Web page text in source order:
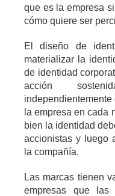
que es la empresa
cómo quiere ser
El diseño de
materializar la
de identidad
acción
la empresa en cada
bien la identidad
accionistas y luego
la compañía.
Las marcas tienen
empresas que